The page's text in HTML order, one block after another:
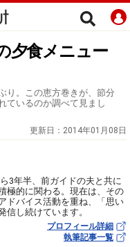
夕食メニュー
り。この恵方巻きが、節分
ているのか調べて見まし
更新日： 2014年01月08日
3年半、前ガイドの夫と共に
極的に関わる。現在は、その
ドバイス活動を重ね、「思い
信し続けています。
プロフィール詳細
執筆記事一覧